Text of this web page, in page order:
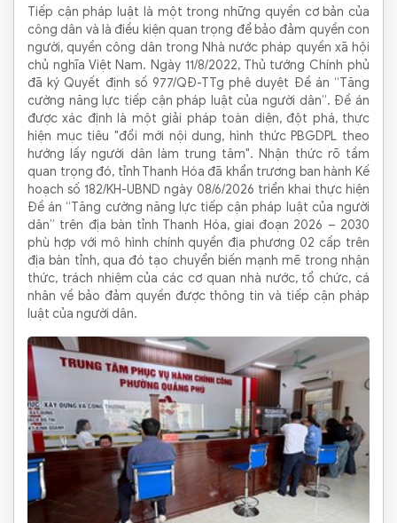
Tiếp cận pháp luật là một trong những quyền cơ bản của
công dân và là điều kiện quan trọng để bảo đảm quyền con
người, quyền công dân trong Nhà nước pháp quyền xã hội
chủ nghĩa Việt Nam. Ngày 11/8/2022, Thủ tướng Chính phủ
đã ký Quyết định số 977/QĐ-TTg phê duyệt Đề án “Tăng
cường năng lực tiếp cận pháp luật của người dân”. Đề án
được xác định là một giải pháp toàn diện, đột phá, thực
hiện mục tiêu "đổi mới nội dung, hình thức PBGDPL theo
hướng lấy người dân làm trung tâm". Nhận thức rõ tầm
quan trọng đó, tỉnh Thanh Hóa đã khẩn trương ban hành Kế
hoạch số 182/KH-UBND ngày 08/6/2026 triển khai thực hiện
Đề án “Tăng cường năng lực tiếp cận pháp luật của người
dân” trên địa bàn tỉnh Thanh Hóa, giai đoạn 2026 – 2030
phù hợp với mô hình chính quyền địa phương 02 cấp trên
địa bàn tỉnh, qua đó tạo chuyển biến mạnh mẽ trong nhận
thức, trách nhiệm của các cơ quan nhà nước, tổ chức, cá
nhân về bảo đảm quyền được thông tin và tiếp cận pháp
luật của người dân.